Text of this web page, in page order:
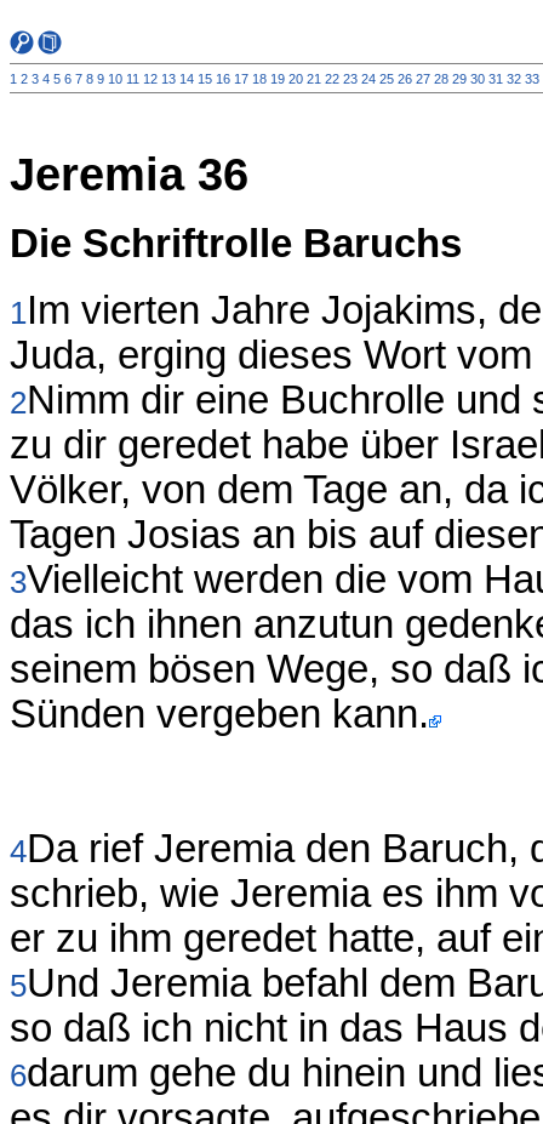
1 2 3 4 5 6 7 8 9 10 11 12 13 14 15 16 17 18 19 20 21 22 23 24 25 26 27 28 29 30 31 32 33
Jeremia 36
Die Schriftrolle Baruchs
1Im vierten Jahre Jojakims,
Juda, erging dieses Wort
2Nimm dir eine Buchrolle und
zu dir geredet habe über
Völker, von dem Tage an, da
Tagen Josias an bis auf
3Vielleicht werden die vom
das ich ihnen anzutun
seinem bösen Wege, so daß
Sünden vergeben kann.
4Da rief Jeremia den Baruch,
schrieb, wie Jeremia es ihm
er zu ihm geredet hatte, auf
5Und Jeremia befahl dem
so daß ich nicht in das Haus
6darum gehe du hinein und